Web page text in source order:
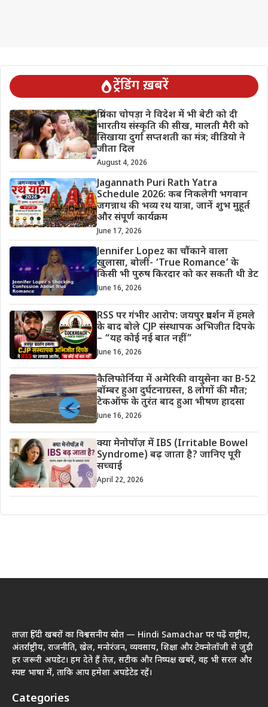
ट्रेंडिंग ख़बरें
प्रियंका चोपड़ा ने विदेश में भी बेटी को दी
भारतीय संस्कृति की सीख, मालती मैरी को
सिखाया दुर्गा सप्तशती का मंत्र; वीडियो ने
जीता दिल
August 4, 2026
Jagannath Puri Rath Yatra
Schedule 2026: कब निकलेगी भगवान
जगन्नाथ की भव्य रथ यात्रा, जानें शुभ मुहूर्त
और संपूर्ण कार्यक्रम
June 17, 2026
Jennifer Lopez का चौंकाने वाला
खुलासा, बोलीं- ‘True Romance’ के
किसी भी पुरुष किरदार को कर सकती थी डेट
June 16, 2026
RSS पर गंभीर आरोप: जयपुर प्रदर्शन में हमले
के बाद बोले CJP संस्थापक अभिजीत दिपके
– “यह कोई नई बात नहीं”
June 16, 2026
कैलिफोर्निया में अमेरिकी वायुसेना का B-52
बॉम्बर हुआ दुर्घटनाग्रस्त, 8 लोगों की मौत;
टेकऑफ के तुरंत बाद हुआ भीषण हादसा
June 16, 2026
क्या मेनोपॉज़ में IBS (Irritable Bowel
Syndrome) बढ़ जाता है? जानिए पूरी
सच्चाई
April 22, 2026
ताज़ा हिंदी खबरों का विश्वसनीय स्रोत — Hindi Samachar पर पढ़ें राष्ट्रीय,
अंतर्राष्ट्रीय, राजनीति, खेल, मनोरंजन, व्यवसाय, शिक्षा और टेक्नोलॉजी से जुड़ी
हर जरूरी अपडेट। हम देते हैं तेज़, सटीक और निष्पक्ष खबरें, वह भी सरल और
स्पष्ट भाषा में, ताकि आप हमेशा अपडेटेड रहें।
Categories